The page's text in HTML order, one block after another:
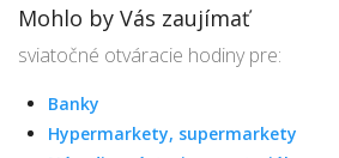
Mohlo by Vás zaujímať
sviatočné otváracie hodiny pre:
Banky
Hypermarkety, supermarkety